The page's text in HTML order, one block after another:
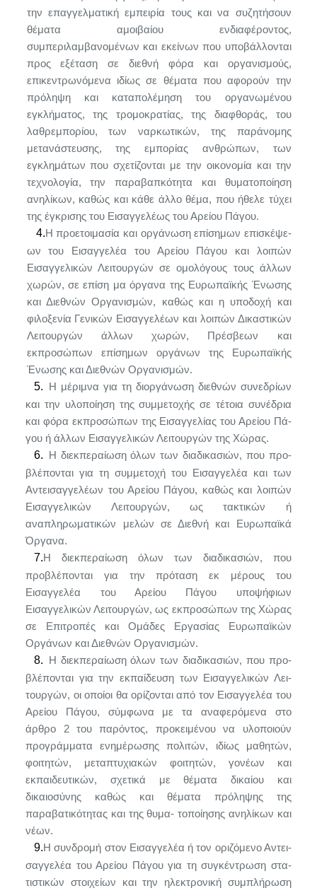
την επαγ­γελματική εμπειρία τους και να συζητήσουν
θέματα αμοιβαίου ενδιαφέροντος,
συμπεριλαμβανομένων και εκείνων που υποβάλλονται
προς εξέταση σε διεθνή φόρα και οργανισμούς,
επικεντρωνόμενα ιδίως σε θέ­ματα που αφορούν την
πρόληψη και καταπολέμηση του οργανωμένου
εγκλήματος, της τρομοκρατίας, της διαφθοράς, του
λαθρεμπορίου, των ναρκωτικών, της παράνομης
μετανάστευσης, της εμπορίας ανθρώπων, των
εγκλημάτων που σχετίζονται με την οικονομία και την
τεχνολογία, την παραβαπκότητα και θυματοποίηση
ανηλίκων, καθώς και κάθε άλλο θέμα, που ήθελε τύχει
της έγκρισης του Εισαγγελέως του Αρείου Πάγου.
4.Η προετοιμασία και οργάνωση επίσημων επισκέψε­
ων του Εισαγγελέα του Αρείου Πάγου και λοιπών
Εισαγ­γελικών Λειτουργών σε ομολόγους τους άλλων
χωρών, σε επίση μα όργανα της Ευρωπαϊκής Ένωσης
και Διεθνών Οργανισμών, καθώς και η υποδοχή και
φιλοξενία Γενικών Εισαγγελέων και λοιπών Δικαστικών
Λειτουργών άλλων χωρών, Πρέσβεων και
εκπροσώπων επίσημων οργάνων της Ευρωπαϊκής
Ένωσης και Διεθνών Οργανισμών.
5.
Η μέριμνα για τη διοργάνωση διεθνών συνεδρίων
και την υλοποίηση της συμμετοχής σε τέτοια συνέδρια
και φόρα εκπροσώπων της Εισαγγελίας του Αρείου Πά­
γου ή άλλων Εισαγγελικών Λειτουργών της Χώρας.
6.
Η διεκπεραίωση όλων των διαδικασιών, που προ­
βλέπονται για τη συμμετοχή του Εισαγγελέα και των
Αντεισαγγελέων του Αρείου Πάγου, καθώς και λοιπών
Εισαγγελικών Λειτουργών, ως τακτικών ή
αναπληρωμα­τικών μελών σε Διεθνή και Ευρωπαϊκά
Όργανα.
7.Η διεκπεραίωση όλων των διαδικασιών, που
προβλέ­πονται για την πρόταση εκ μέρους του
Εισαγγελέα του Αρείου Πάγου υποψήφιων
Εισαγγελικών Λειτουργών, ως εκπροσώπων της Χώρας
σε Επιτροπές και Ομάδες Ερ­γασίας Ευρωπαϊκών
Οργάνων και Διεθνών Οργανισμών.
8.
Η διεκπεραίωση όλων των διαδικασιών, που προ­
βλέπονται για την εκπαίδευση των Εισαγγελικών Λει­
τουργών, οι οποίοι θα ορίζονται από τον Εισαγγελέα του
Αρείου Πάγου, σύμφωνα με τα αναφερόμενα στο
άρθρο 2 του παρόντος, προκειμένου να υλοποιούν
προγράμ­ματα ενημέρωσης πολιτών, ιδίως μαθητών,
φοιτητών, μεταπτυχιακών φοιτητών, γονέων και
εκπαιδευτικών, σχετικά με θέματα δικαίου και
δικαιοσύνης καθώς και θέματα πρόληψης της
παραβατικότητας και της θυμα- τοποίησης ανηλίκων και
νέων.
9.Η συνδρομή στον Εισαγγελέα ή τον οριζόμενο Αντει-
σαγγελέα του Αρείου Πάγου για τη συγκέντρωση στα­
τιστικών στοιχείων και την ηλεκτρονική συμπλήρωση